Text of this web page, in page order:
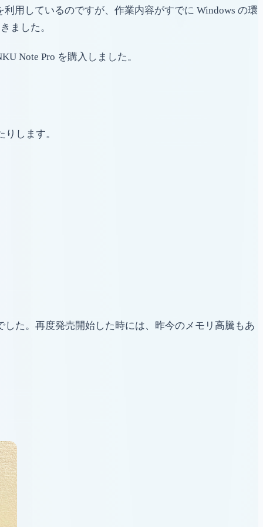
用しているのですが、作業内容がすでに Windows の環
ました。
Note Pro を購入しました。
します。
た。再度発売開始した時には、昨今のメモリ高騰もあ